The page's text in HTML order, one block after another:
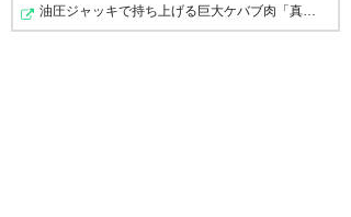
り遂げられるはず。応援してい
水戸ホーリーホック、樹森さん
油圧ジャッキで持ち上げる巨大ケバブ肉「真ん中に着く頃…